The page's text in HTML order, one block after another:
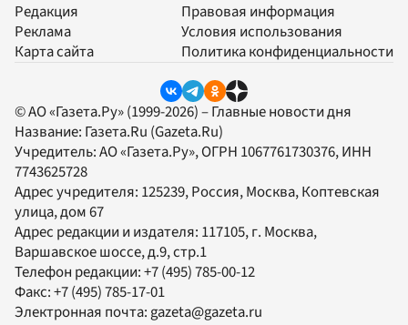
Редакция
Реклама
Карта сайта
Правовая информация
Условия использования
Политика конфиденциальности
© АО «Газета.Ру» (1999-2026) – Главные новости дня
Название: Газета.Ru (Gazeta.Ru)
Учредитель:АО «Газета.Ру», ОГРН 1067761730376, ИНН
7743625728
Адрес учредителя: 125239, Россия, Москва, Коптевская
улица, дом 67
Адрес редакции и издателя: 117105, г. Москва,
Варшавское шоссе, д.9, стр.1
Телефон редакции:+7 (495) 785-00-12
Факс:+7 (495) 785-17-01
Электронная почта:gazeta@gazeta.ru